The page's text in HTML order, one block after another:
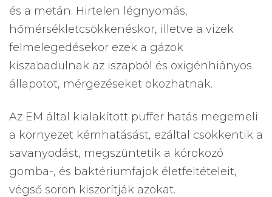
és a metán. Hirtelen légnyomás,
hőmérsékletcsökkenéskor, illetve a vizek
felmelegedésekor ezek a gázok
kiszabadulnak az iszapból és oxigénhiányos
állapotot, mérgezéseket okozhatnak.
Az EM által kialakított puffer hatás megemeli
a környezet kémhatásást, ezáltal csökkentik a
savanyodást, megszüntetik a kórokozó
gomba-, és baktériumfajok életfeltételeit,
végső soron kiszorítják azokat.